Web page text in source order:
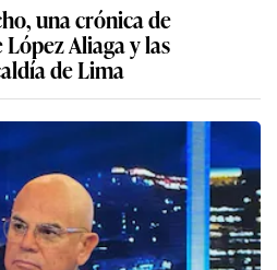
una crónica de
Aliaga y las
de Lima